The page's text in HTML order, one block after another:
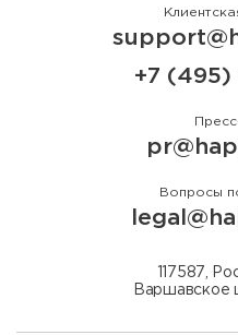
+7 (495)
Вопросы
117587,
Варшавское